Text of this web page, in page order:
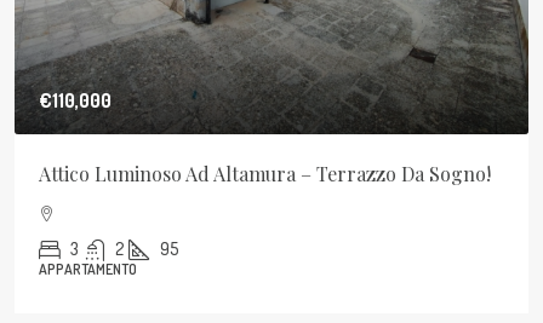
€110,000
Attico Luminoso Ad Altamura – Terrazzo Da Sogno!
3 2 95
APPARTAMENTO